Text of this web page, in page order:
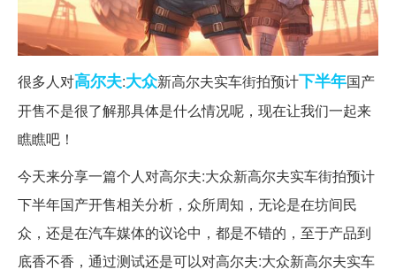
很多人对高尔夫:大众新高尔夫实车街拍预计下半年国产
开售不是很了解那具体是什么情况呢，现在让我们一起来
瞧瞧吧！
今天来分享一篇个人对高尔夫:大众新高尔夫实车街拍预计
下半年国产开售相关分析，众所周知，无论是在坊间民
众，还是在汽车媒体的议论中，都是不错的，至于产品到
底香不香，通过测试还是可以对高尔夫:大众新高尔夫实车